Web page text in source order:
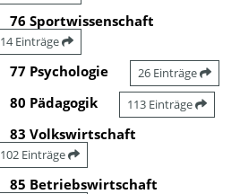
76 Sportwissenschaft
14 Einträge
77 Psychologie 26 Einträge
80 Pädagogik 113 Einträge
83 Volkswirtschaft
102 Einträge
85 Betriebswirtschaft